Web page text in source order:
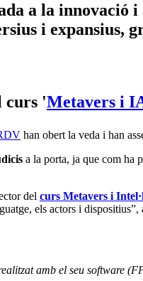
a la innovació i
i expansius,
curs 'Metavers i
han obert la veda i han
a la porta, ja que com ha
del curs Metavers i
els actors i
amb el seu software